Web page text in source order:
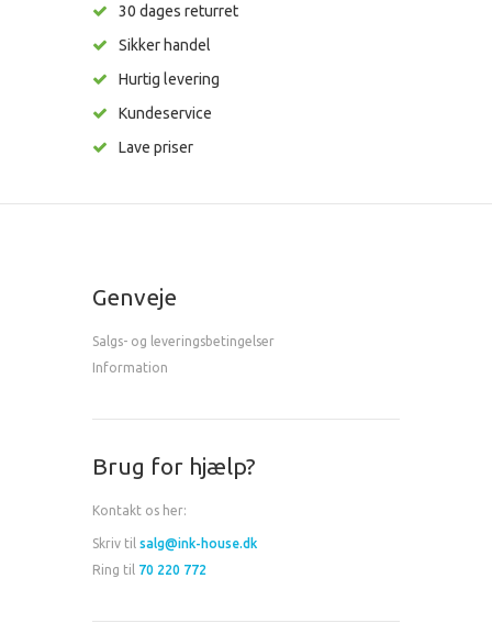
30 dages returret
Sikker handel
Hurtig levering
Kundeservice
Lave priser
Genveje
Salgs- og leveringsbetingelser
Information
Brug for hjælp?
Kontakt os her:
Skriv til salg@ink-house.dk
Ring til 70 220 772